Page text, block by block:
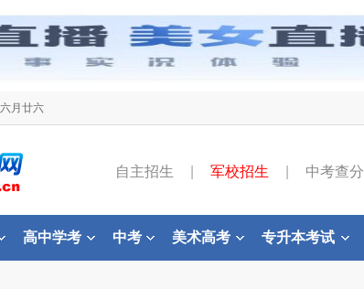
月廿六
自主招生 军校招生 中考查分
高中学考 中考 美术高考 专升本考试